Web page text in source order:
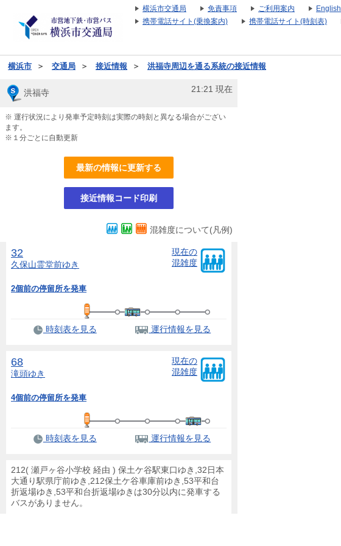
横浜市交通局 免責事項 ご利用案内 English
携帯電話サイト(乗換案内)
携帯電話サイト(時刻表)
横浜市 ＞ 交通局 ＞ 接近情報 ＞ 洪福寺周辺を通る系統の接近情報
洪福寺 21:21 現在
※ 運行状況により発車予定時刻は実際の時刻と異なる場合がござい
ます。
※１分ごとに自動更新
最新の情報に更新する
接近情報コード印刷
混雑度について(凡例)
32
久保山霊堂前ゆき
現在の
混雑度
2個前の停留所を発車
時刻表を見る 運行情報を見る
68
滝頭ゆき
現在の
混雑度
4個前の停留所を発車
時刻表を見る 運行情報を見る
212( 瀬戸ヶ谷小学校 経由 ) 保土ケ谷駅東口ゆき,32日本
大通り駅県庁前ゆき,212保土ケ谷車庫前ゆき,53平和台
折返場ゆき,53平和台折返場ゆきは30分以内に発車する
バスがありません。